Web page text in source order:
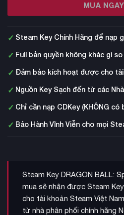
MUA NGAY
✓ Steam Key Chính Hãng để nạp
✓ Full bản quyền không khác gì
✓ Đảm bảo kích hoạt được cho
✓ Nguồn Key Sạch đến từ các
✓ Chỉ cần nạp CDKey (KHÔNG
✓ Bảo Hành Vĩnh Viễn cho mọi
Steam Key DRAGON BALL:
mua sẽ nhận được Steam
cho tài khoản Steam Việt
từ nhà phân phối chính hãng